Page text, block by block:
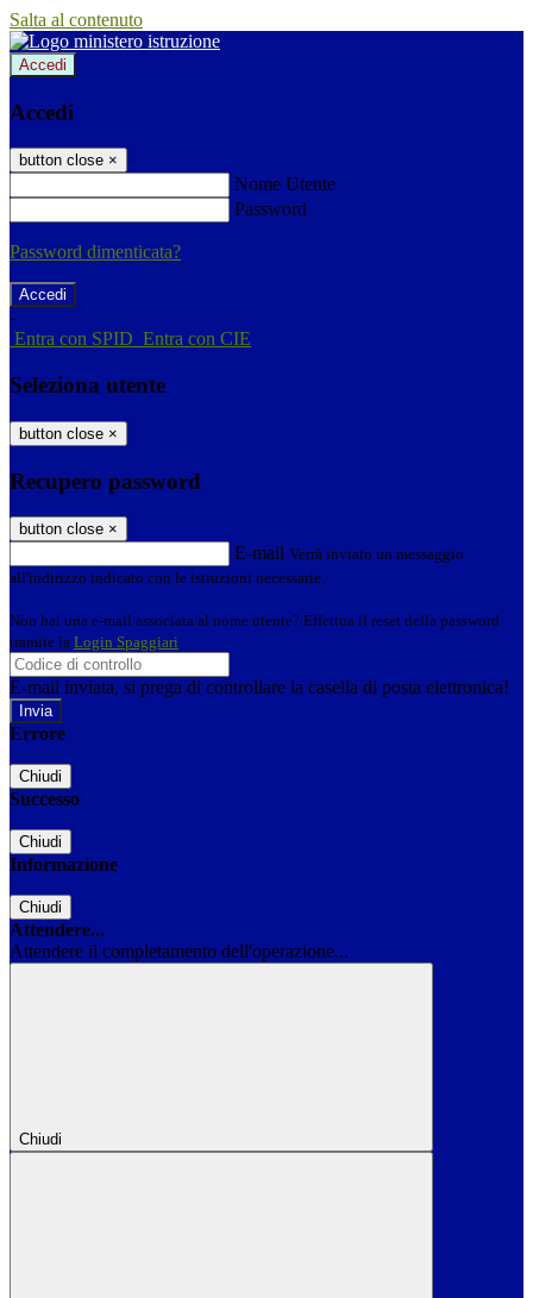
Salta al contenuto
Accedi
Accedi
button close ×
Nome Utente
Password
Password dimenticata?
-
Entra con SPID Entra con CIE
Seleziona utente
button close ×
Recupero password
button close ×
E-mail Verrà inviato un messaggio
all'indirizzo indicato con le istruzioni necessarie.
Non hai una e-mail associata al nome utente? Effettua il reset della password
tramite la Login Spaggiari
E-mail inviata, si prega di controllare la casella di posta elettronica!
Errore
Chiudi
Successo
Chiudi
Informazione
Chiudi
Attendere...
Attendere il completamento dell'operazione...
Chiudi